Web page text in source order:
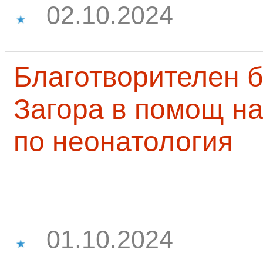
02.10.2024
Благотворителен
Загора в помощ
по неонатология
01.10.2024